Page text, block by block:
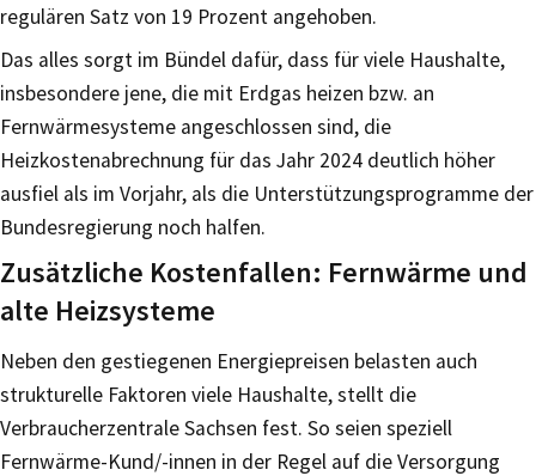
regulären Satz von 19 Prozent angehoben.
Das alles sorgt im Bündel dafür, dass für viele Haushalte,
insbesondere jene, die mit Erdgas heizen bzw. an
Fernwärmesysteme angeschlossen sind, die
Heizkostenabrechnung für das Jahr 2024 deutlich höher
ausfiel als im Vorjahr, als die Unterstützungsprogramme der
Bundesregierung noch halfen.
Zusätzliche Kostenfallen: Fernwärme und
alte Heizsysteme
Neben den gestiegenen Energiepreisen belasten auch
strukturelle Faktoren viele Haushalte, stellt die
Verbraucherzentrale Sachsen fest. So seien speziell
Fernwärme-Kund/-innen in der Regel auf die Versorgung